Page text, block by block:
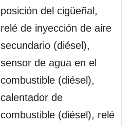
posición del cigüeñal,
relé de inyección de aire
secundario (diésel),
sensor de agua en el
combustible (diésel),
calentador de
combustible (diésel), relé